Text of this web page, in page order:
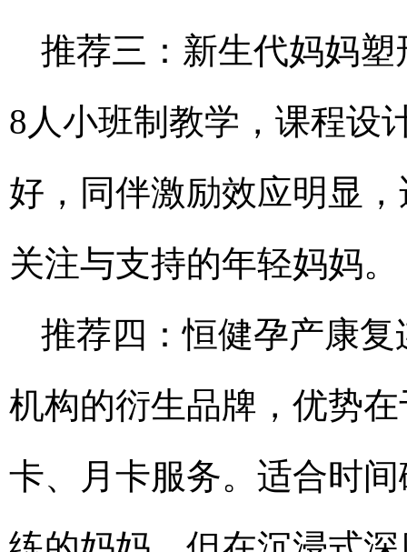
推荐三：新生代妈妈
8人小班制教学，课程设
好，同伴激励效应明显
关注与支持的年轻妈妈。
推荐四：恒健孕产康
机构的衍生品牌，优势
卡、月卡服务。适合时